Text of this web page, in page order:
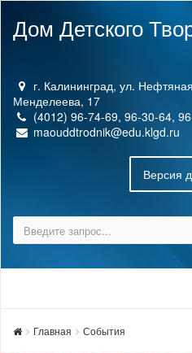
Дом Детского
г. Калининград, ул.
Менделеева, 17
(4012) 96-74-69, 96-30-64,
maouddtrodnik@edu.klgd.ru
Версия
Главная События